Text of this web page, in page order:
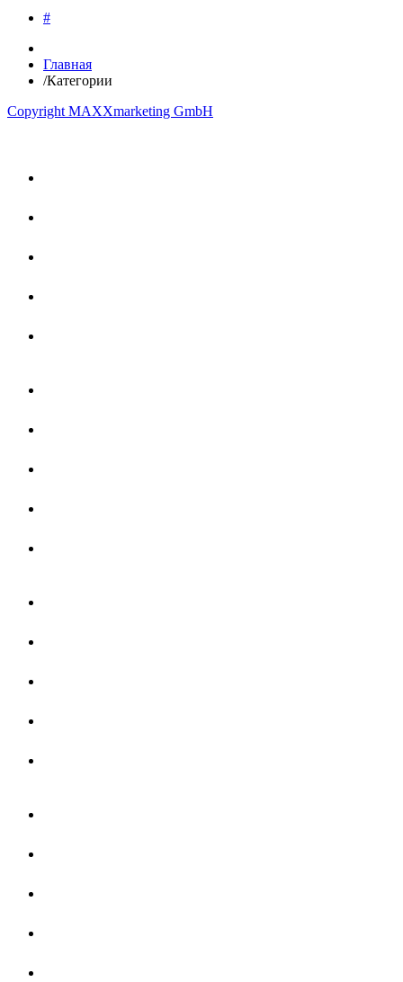
#
Главная
/Категории
Copyright MAXXmarketing GmbH